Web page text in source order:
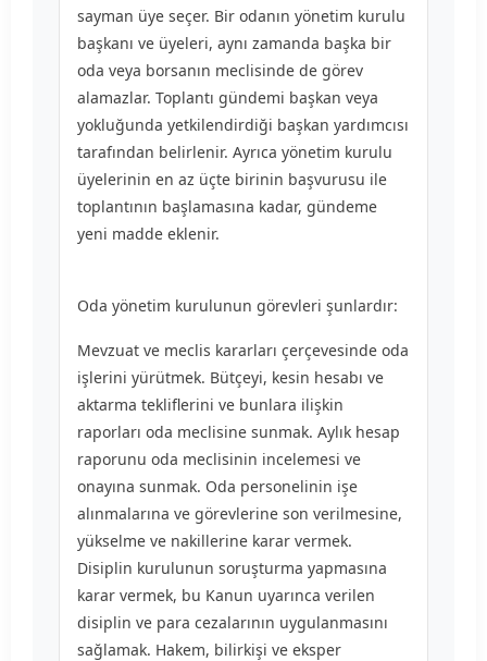
sayman üye seçer. Bir odanın yönetim kurulu
başkanı ve üyeleri, aynı zamanda başka bir
oda veya borsanın meclisinde de görev
alamazlar. Toplantı gündemi başkan veya
yokluğunda yetkilendirdiği başkan yardımcısı
tarafından belirlenir. Ayrıca yönetim kurulu
üyelerinin en az üçte birinin başvurusu ile
toplantının başlamasına kadar, gündeme
yeni madde eklenir.
Oda yönetim kurulunun görevleri şunlardır:
Mevzuat ve meclis kararları çerçevesinde oda
işlerini yürütmek. Bütçeyi, kesin hesabı ve
aktarma tekliflerini ve bunlara ilişkin
raporları oda meclisine sunmak. Aylık hesap
raporunu oda meclisinin incelemesi ve
onayına sunmak. Oda personelinin işe
alınmalarına ve görevlerine son verilmesine,
yükselme ve nakillerine karar vermek.
Disiplin kurulunun soruşturma yapmasına
karar vermek, bu Kanun uyarınca verilen
disiplin ve para cezalarının uygulanmasını
sağlamak. Hakem, bilirkişi ve eksper